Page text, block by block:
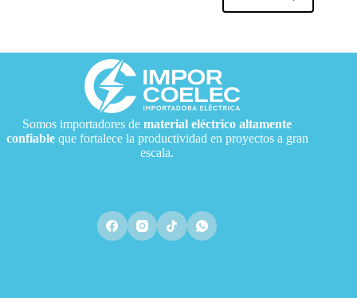
Somos importadores dematerial eléctrico altamente
confiableque fortalece la productividad en proyectos a gran
escala.